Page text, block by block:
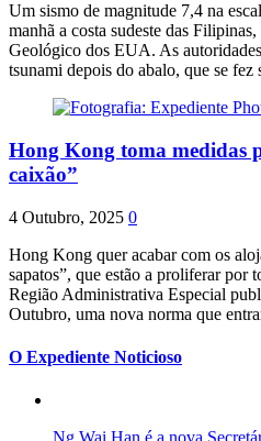
Um sismo de magnitude 7,4 na
manhã a costa sudeste das
Geológico dos EUA. As
tsunami depois do abalo, que se fez
Hong Kong toma medidas
caixão”
4 Outubro, 2025 0
Hong Kong quer acabar com os
sapatos”, que estão a proliferar por
Região Administrativa Especial
Outubro, uma nova norma que
O Expediente Noticioso